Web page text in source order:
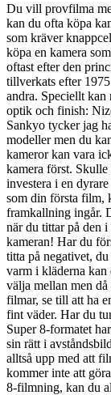
Du vill provfilma
kan du ofta köpa
som kräver
köpa en kamera
oftast efter den
tillverkats efter
andra. Speciellt kan
optik och finish:
Sankyo tycker jag
modeller men du
kameror kan vara
kamera först.
investera i en
som din första film,
framkallning ingår.
när du tittar på den
kameran! Har du
titta på negativet,
varm i kläderna kan
välja mellan men
filmar, se till att ha
fint väder. Har du
Super 8-formatet
sin rätt i
alltså upp med att
kommer inte att
8-filmning, kan du